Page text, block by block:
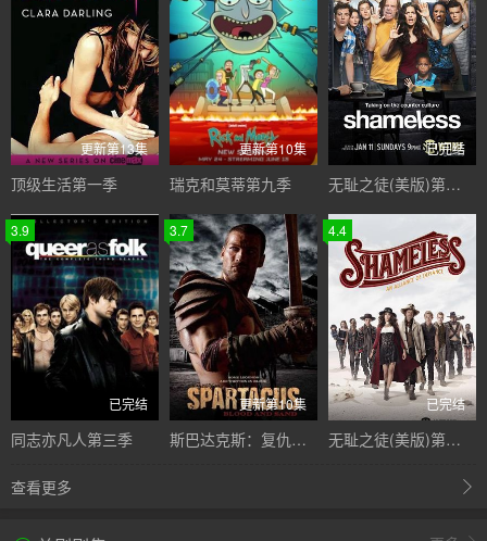
更新第13集
顶级生活第一季
更新第10集
瑞克和莫蒂第九季
已完结
无耻之徒(美版)第五季
3.9
已完结
同志亦凡人第三季
3.7
更新第10集
斯巴达克斯：复仇第二季
4.4
已完结
无耻之徒(美版)第九季
查看更多